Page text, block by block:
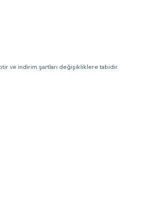
ve indirim şartları değişikliklere tabidir.